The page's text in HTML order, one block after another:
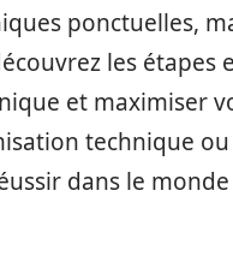
ponctuelles,
les étapes
et maximiser
technique
dans le monde